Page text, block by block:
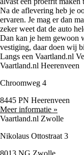
Na de aflevering heb je
ervaren. Je mag er dan
zeker weet dat de auto
Dan kan je hem gewoon
vestiging, daar doen wij
Langs een Vaartland.nl
Vaartland.nl Heerenveen
Chroomweg 4
8445 PN Heerenveen
Meer informatie »
Vaartland.nl Zwolle
Nikolaus Ottostraat 3
8013 NG Zwolle